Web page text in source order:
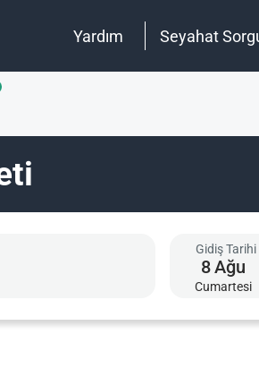
Yardım Seyahat
Gidiş Tarihi
8Ağu
Cumartesi